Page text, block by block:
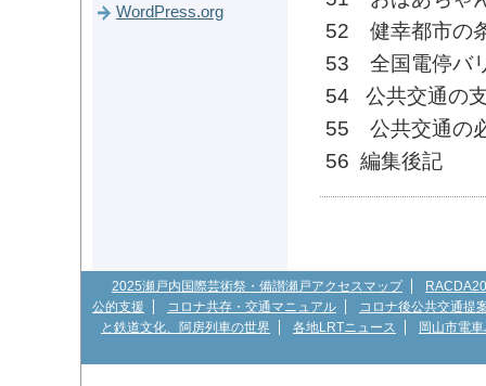
52 健幸都市の
53 全国電停バ
54 公共交通の
55 公共交通の
56 編集後記
WordPress.org
2025瀬戸内国際芸術祭・備讃瀬戸アクセスマップ
公的支援
コロナ共存・交通マニュアル
コロナ後公共交通提
と鉄道文化、阿房列車の世界
各地LRTニュース 岡山市電